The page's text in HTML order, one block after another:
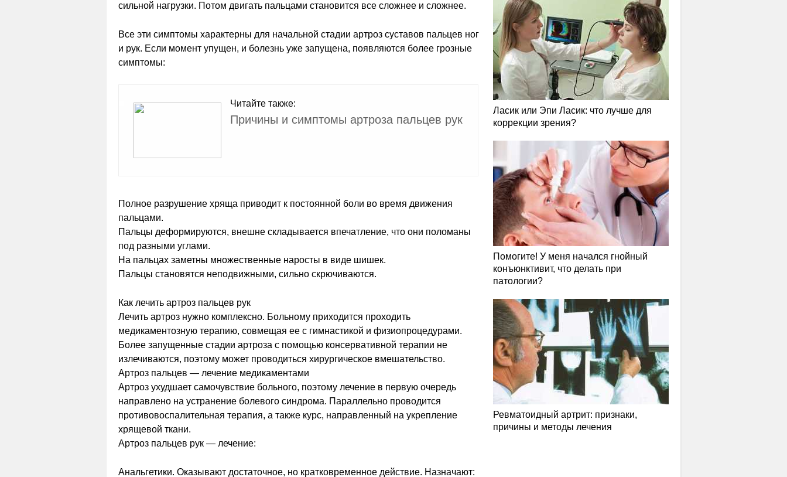
сильной нагрузки. Потом двигать пальцами становится все сложнее и сложнее.
Все эти симптомы характерны для начальной стадии артроз суставов пальцев ног
и рук. Если момент упущен, и болезнь уже запущена, появляются более грозные
симптомы:
Читайте также:
Причины и симптомы артроза пальцев рук
Полное разрушение хряща приводит к постоянной боли во время движения
пальцами.
Пальцы деформируются, внешне складывается впечатление, что они поломаны
под разными углами.
На пальцах заметны множественные наросты в виде шишек.
Пальцы становятся неподвижными, сильно скрючиваются.
Как лечить артроз пальцев рук
Лечить артроз нужно комплексно. Больному приходится проходить
медикаментозную терапию, совмещая ее с гимнастикой и физиопроцедурами.
Более запущенные стадии артроза с помощью консервативной терапии не
излечиваются, поэтому может проводиться хирургическое вмешательство.
Артроз пальцев — лечение медикаментами
Артроз ухудшает самочувствие больного, поэтому лечение в первую очередь
направлено на устранение болевого синдрома. Параллельно проводится
противовоспалительная терапия, а также курс, направленный на укрепление
хрящевой ткани.
Артроз пальцев рук — лечение:
Анальгетики. Оказывают достаточное, но кратковременное действие. Назначают:
Ласик или Эпи Ласик: что лучше для
коррекции зрения?
Помогите! У меня начался гнойный
конъюнктивит, что делать при
патологии?
Ревматоидный артрит: признаки,
причины и методы лечения